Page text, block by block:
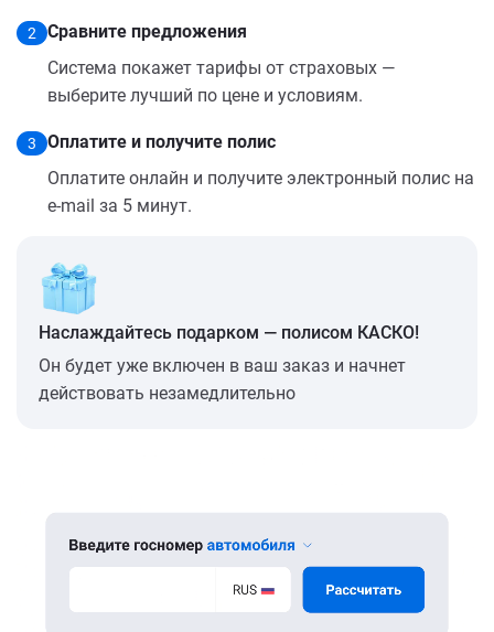
2
Сравните предложения
Система покажет тарифы от страховых —
выберите лучший по цене и условиям.
3
Оплатите и получите полис
Оплатите онлайн и получите электронный полис на
e-mail за 5 минут.
Наслаждайтесь подарком — полисом КАСКО!
Он будет уже включен в ваш заказ и начнет
действовать незамедлительно